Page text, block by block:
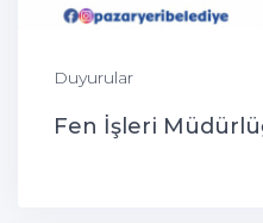
Duyurular
Fen İşleri